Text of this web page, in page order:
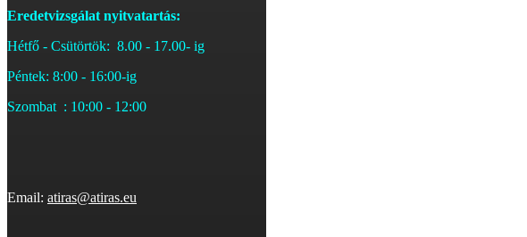
Eredetvizsgálat nyitvatartás:
Hétfő - Csütörtök: 8.00 - 17.00- ig
Péntek: 8:00 - 16:00-ig
Szombat : 10:00 - 12:00
Email: atiras@atiras.eu